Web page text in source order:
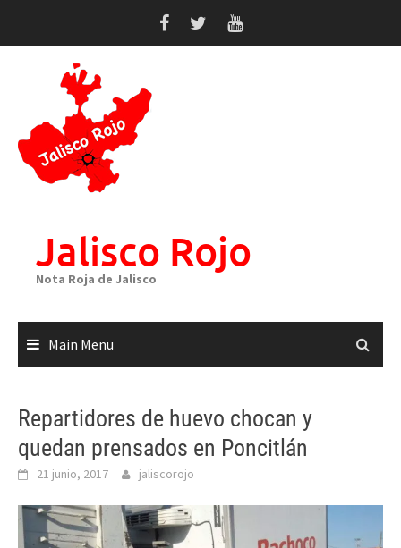
Jalisco Rojo
Nota Roja de Jalisco
Main Menu
Repartidores de huevo chocan y
quedan prensados en Poncitlán
21 junio, 2017 jaliscorojo